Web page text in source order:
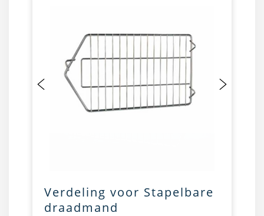
Verdeling voor Stapelbare
draadmand